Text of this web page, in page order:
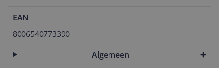
EAN
8006540773390
Algemeen